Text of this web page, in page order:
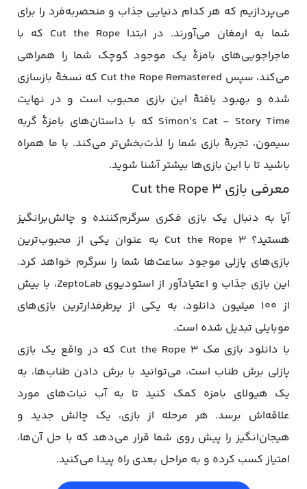
می‌پردازیم که هر کدام دنیایی جذاب و منحصربه‌فرد را برای
شما به ارمغان می‌آورند. در ابتدا Cut the Rope که با
ماجراجویی‌های بامزۀ یک موجود کوچک شما را همراهی
می‌کند، سپس Cut the Rope Remastered که نسخۀ بازسازی
شده و بهبود یافتۀ این بازی محبوب است و در نهایت
Simon’s Cat - Story Time که با داستان‌های بامزۀ گربه
سیمون، تجربۀ بازی شما را لذت‌بخش‌تر می‌کند. با ما همراه
باشید تا با این بازی‌ها بیشتر آشنا شوید.
معرفی بازی Cut the Rope 3
آیا به دنبال یک بازی فکری سرگرم‌کننده و چالش‌برانگیز
هستید؟ Cut the Rope 3 به عنوان یکی از محبوب‌ترین
بازی‌های پازلی موجود ساعت‌ها شما را سرگرم خواهد کرد.
این بازی جذاب و اعتیادآور از استودیوی ZeptoLab، با بیش
از ۱۰۰ میلیون دانلود، به یکی از پرطرفدارترین بازی‌های
موبایلی تبدیل شده است.
با دانلود بازی مک Cut the Rope 3 که در واقع یک بازی
پازلی برش طناب است، می‌توانید با برش دادن طناب‌ها، به
یک هیولای بامزه کمک کنید تا به آب نبات‌های مورد
علاقه‌اش برسد. هر مرحله از بازی، یک چالش جدید و
هیجان‌انگیز را پیش روی شما قرار می‌دهد که با حل آن‌ها،
امتیاز کسب کرده و به مراحل بعدی راه پیدا می‌کنید.